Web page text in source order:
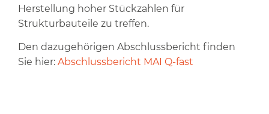
Herstellung hoher Stückzahlen für
Strukturbauteile zu treffen.
Den dazugehörigen Abschlussbericht finden
Sie hier: Abschlussbericht MAI Q-fast